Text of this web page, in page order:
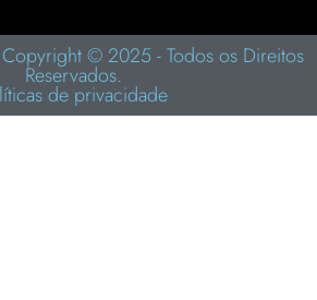
© 2025 - Todos os Direitos
Reservados.
de privacidade